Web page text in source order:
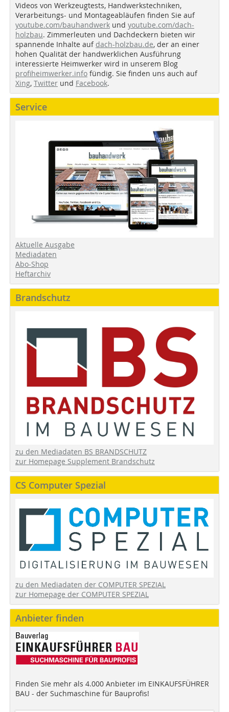
Videos von Werkzeugtests, Handwerkstechniken,
Verarbeitungs- und Montageabläufen finden Sie auf
youtube.com/bauhandwerk und youtube.com/dach-
holzbau. Zimmerleuten und Dachdeckern bieten wir
spannende Inhalte auf dach-holzbau.de, der an einer
hohen Qualität der handwerklichen Ausführung
interessierte Heimwerker wird in unserem Blog
profiheimwerker.info fündig. Sie finden uns auch auf
Xing, Twitter und Facebook.
Service
Aktuelle Ausgabe
Mediadaten
Abo-Shop
Heftarchiv
Brandschutz
zu den Mediadaten BS BRANDSCHUTZ
zur Homepage Supplement Brandschutz
CS Computer Spezial
zu den Mediadaten der COMPUTER SPEZIAL
zur Homepage der COMPUTER SPEZIAL
Anbieter finden
Finden Sie mehr als 4.000 Anbieter im EINKAUFSFÜHRER
BAU - der Suchmaschine für Bauprofis!